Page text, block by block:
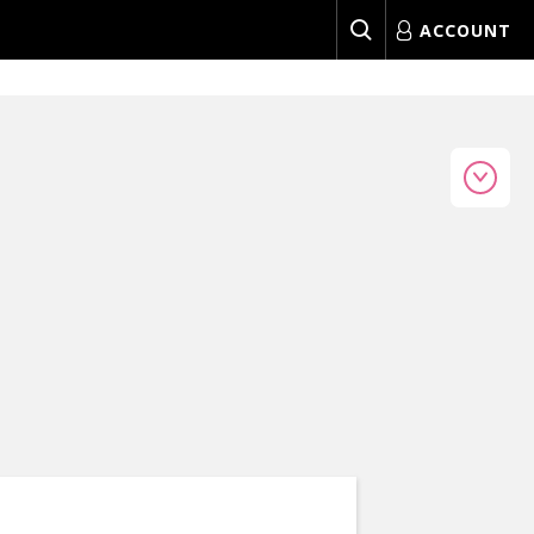
ACCOUNT